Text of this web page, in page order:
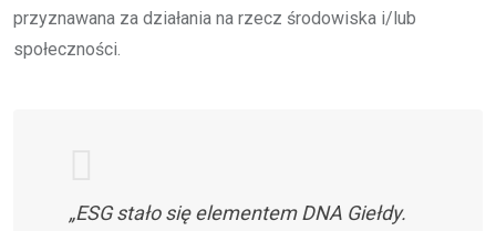
przyznawana za działania na rzecz środowiska i/lub
społeczności.
„ESG stało się elementem DNA Giełdy.